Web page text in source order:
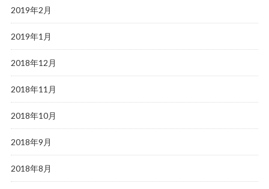
2019年2月
2019年1月
2018年12月
2018年11月
2018年10月
2018年9月
2018年8月